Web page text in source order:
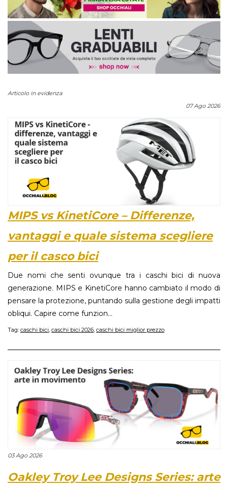
Articolo in evidenza
07 Ago 2026
MIPS vs KinetiCore – Differenze,
vantaggi e quale sistema scegliere
per il casco bici
Due nomi che senti ovunque tra i caschi bici di nuova
generazione. MIPS e KinetiCore hanno cambiato il modo di
pensare la protezione, puntando sulla gestione degli impatti
obliqui. Capire come funzion...
Tag: caschi bici caschi bici 2026 caschi bici miglior prezzo
03 Ago 2026
Oakley Troy Lee Designs Series: arte